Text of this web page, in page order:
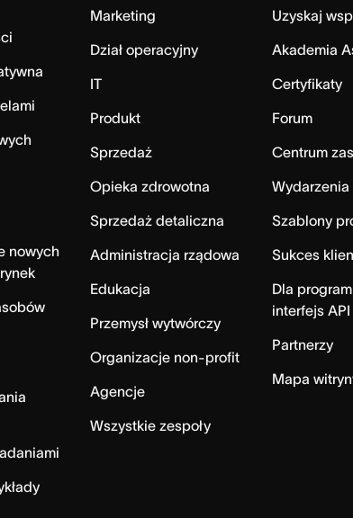
nowych
Marketing
Dział operacyjny
IT
Produkt
Sprzedaż
Opieka zdrowotna
Sprzedaż detaliczna
Administracja rządowa
Edukacja
Przemysł wytwórczy
Organizacje non-profit
Agencje
Wszystkie zespoły
Uzyskaj
Akademia
Certyfikaty
Forum
Centrum
Szablony
Sukces
Dla
interfejs API
Partnerzy
Mapa